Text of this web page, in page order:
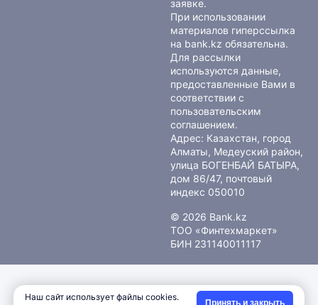
заявке.
При использовании
материалов гиперссылка
на bank.kz обязательна.
Для рассылки
используются данные,
предоставленные Вами в
соответствии с
пользовательским
соглашением.
Адрес: Казахстан, город
Алматы, Медеуский район,
улица БОГЕНБАЙ БАТЫРА,
дом 86/47, почтовый
индекс 050010
© 2026 Bank.kz
ТОО «Финтехмаркет»
БИН 231140011117
Наш сайт использует файлы cookies.
Принять и закрыть